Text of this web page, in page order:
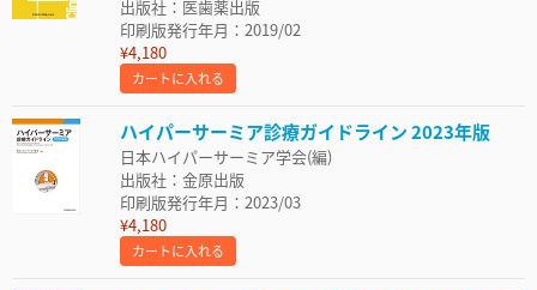
出版社：医歯薬出版
印刷版発行年月：2019/02
¥4,180
カートに入れる
ハイパーサーミア診療ガイドライン 2023年版
日本ハイパーサーミア学会(編)
出版社：金原出版
印刷版発行年月：2023/03
¥4,180
カートに入れる